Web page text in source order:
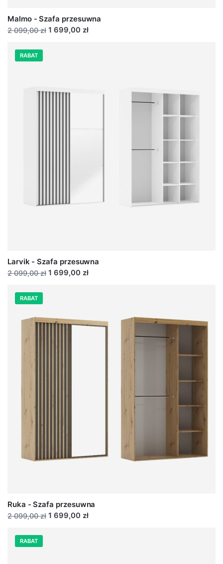
Malmo - Szafa przesuwna
2 099,00 zł 1 699,00 zł
RABAT
Larvik - Szafa przesuwna
2 099,00 zł 1 699,00 zł
RABAT
Ruka - Szafa przesuwna
2 099,00 zł 1 699,00 zł
RABAT